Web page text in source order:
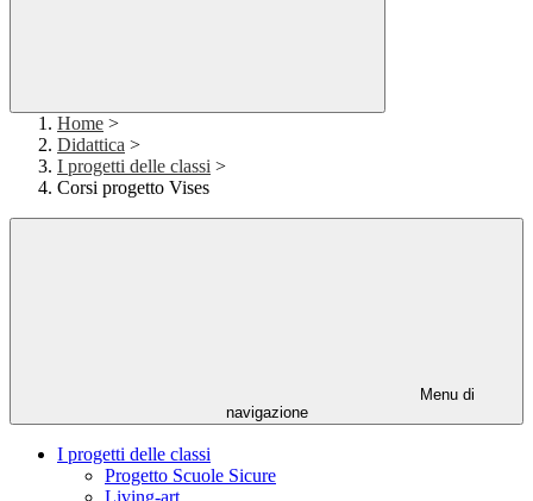
Home >
Didattica >
I progetti delle classi >
Corsi progetto Vises
Menu di
navigazione
I progetti delle classi
Progetto Scuole Sicure